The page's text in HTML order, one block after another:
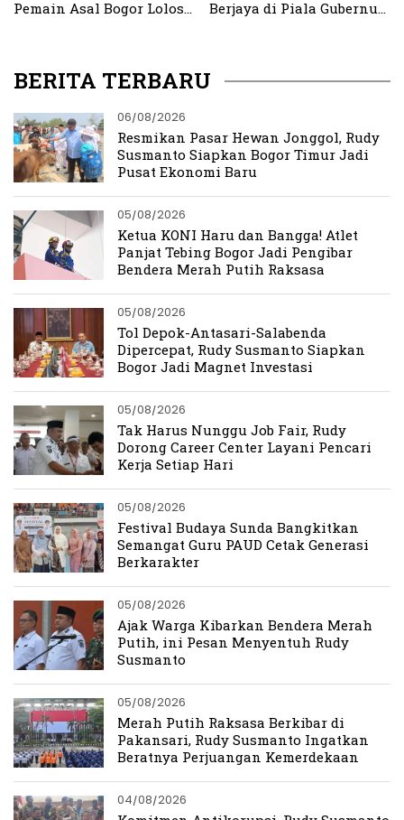
Pemain Asal Bogor Lolos
Berjaya di Piala Gubernur
BERITA TERBARU
06/08/2026
Resmikan Pasar Hewan Jonggol, Rudy
Susmanto Siapkan Bogor Timur Jadi
Pusat Ekonomi Baru
05/08/2026
Ketua KONI Haru dan Bangga! Atlet
Panjat Tebing Bogor Jadi Pengibar
Bendera Merah Putih Raksasa
05/08/2026
Tol Depok-Antasari-Salabenda
Dipercepat, Rudy Susmanto Siapkan
Bogor Jadi Magnet Investasi
05/08/2026
Tak Harus Nunggu Job Fair, Rudy
Dorong Career Center Layani Pencari
Kerja Setiap Hari
05/08/2026
Festival Budaya Sunda Bangkitkan
Semangat Guru PAUD Cetak Generasi
Berkarakter
05/08/2026
Ajak Warga Kibarkan Bendera Merah
Putih, ini Pesan Menyentuh Rudy
Susmanto
05/08/2026
Merah Putih Raksasa Berkibar di
Pakansari, Rudy Susmanto Ingatkan
Beratnya Perjuangan Kemerdekaan
04/08/2026